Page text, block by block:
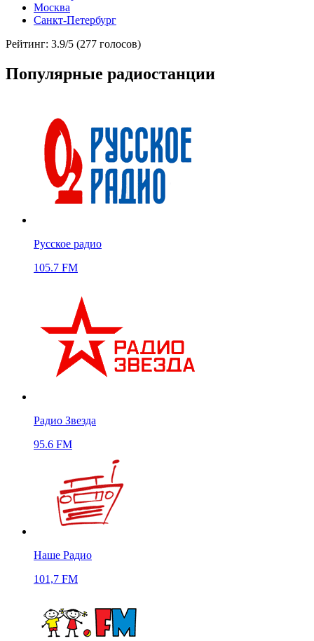
Москва
Санкт-Петербург
Рейтинг: 3.9/5 (277 голосов)
Популярные радиостанции
Русское радио
105.7 FM
Радио Звезда
95.6 FM
Наше Радио
101,7 FM